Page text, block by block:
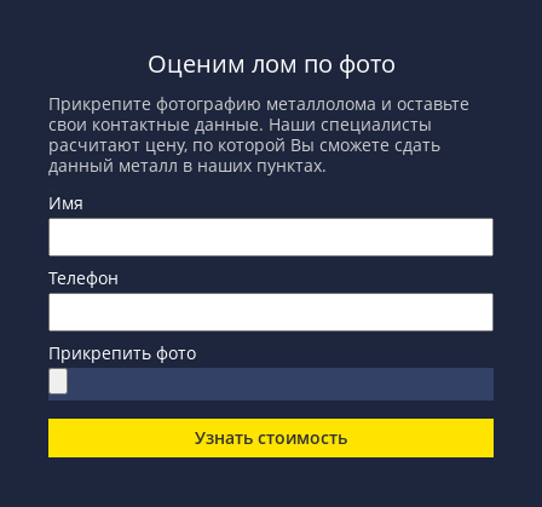
Оценим лом по фото
Прикрепите фотографию металлолома и оставьте
свои контактные данные. Наши специалисты
расчитают цену, по которой Вы сможете сдать
данный металл в наших пунктах.
Имя
Телефон
Прикрепить фото
Узнать стоимость